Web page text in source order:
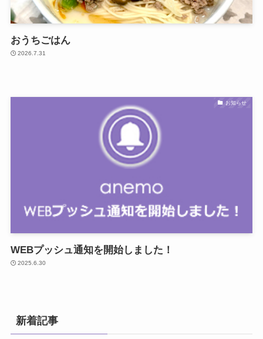
おうちごはん
2026.7.31
お知らせ
WEBプッシュ通知を開始しました！
2025.6.30
新着記事